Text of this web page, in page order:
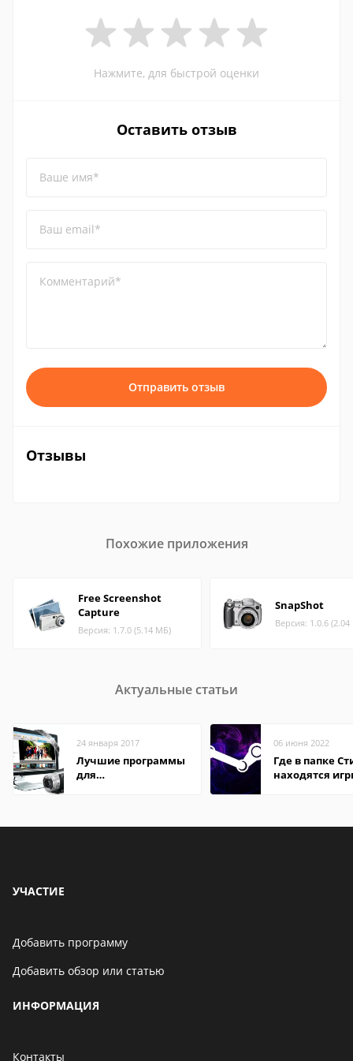
Нажмите, для быстрой оценки
Оставить отзыв
Ваше имя*
Ваш email*
Комментарий*
Отправить отзыв
Отзывы
Похожие приложения
Free Screenshot
Capture
Версия: 1.7.0 (5.14 МБ)
SnapShot
Версия: 1.0.6
Актуальные статьи
24 января 2017
Лучшие программы
для
06 июня 2022
Где в папке
находятся
УЧАСТИЕ
Добавить программу
Добавить обзор или статью
ИНФОРМАЦИЯ
Контакты